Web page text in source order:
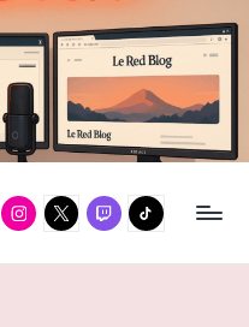
Instagram
TwitterTwitchTikTok